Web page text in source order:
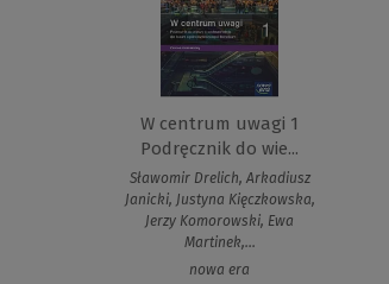
W centrum uwagi 1
Podręcznik do wie...
Sławomir Drelich, Arkadiusz
Janicki, Justyna Kięczkowska,
Jerzy Komorowski, Ewa
Martinek,...
nowa era